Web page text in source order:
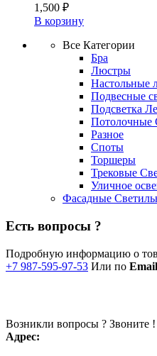
1,500 ₽
В корзину
Все Категории
Бра
Люстры
Настольные
Подвесные
Подсветка
Потолочные
Разное
Споты
Торшеры
Трековые
Уличное
Фасадные
Есть вопросы ?
Подробную информацию о
+7 987-595-97-53 Или по
Возникли вопросы ? Звоните !
Адрес: